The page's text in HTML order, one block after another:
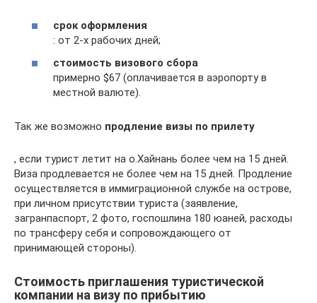
срок оформления
: от 2-х рабочих дней;
стоимость визового сбора
примерно $67 (оплачивается в аэропорту в
местной валюте).
Так же возможно продление визы по прилету
, если турист летит на о.Хайнань более чем на 15 дней.
Виза продлевается не более чем на 15 дней. Продление
осуществляется в иммиграционной службе на острове,
при личном присутствии туриста (заявление,
загранпаспорт, 2 фото, госпошлина 180 юаней, расходы
по трансферу себя и сопровождающего от
принимающей стороны).
Стоимость приглашения туристической
компании на визу по прибытию